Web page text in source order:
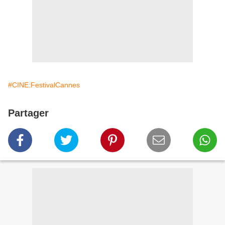
#CINE:FestivalCannes
Partager